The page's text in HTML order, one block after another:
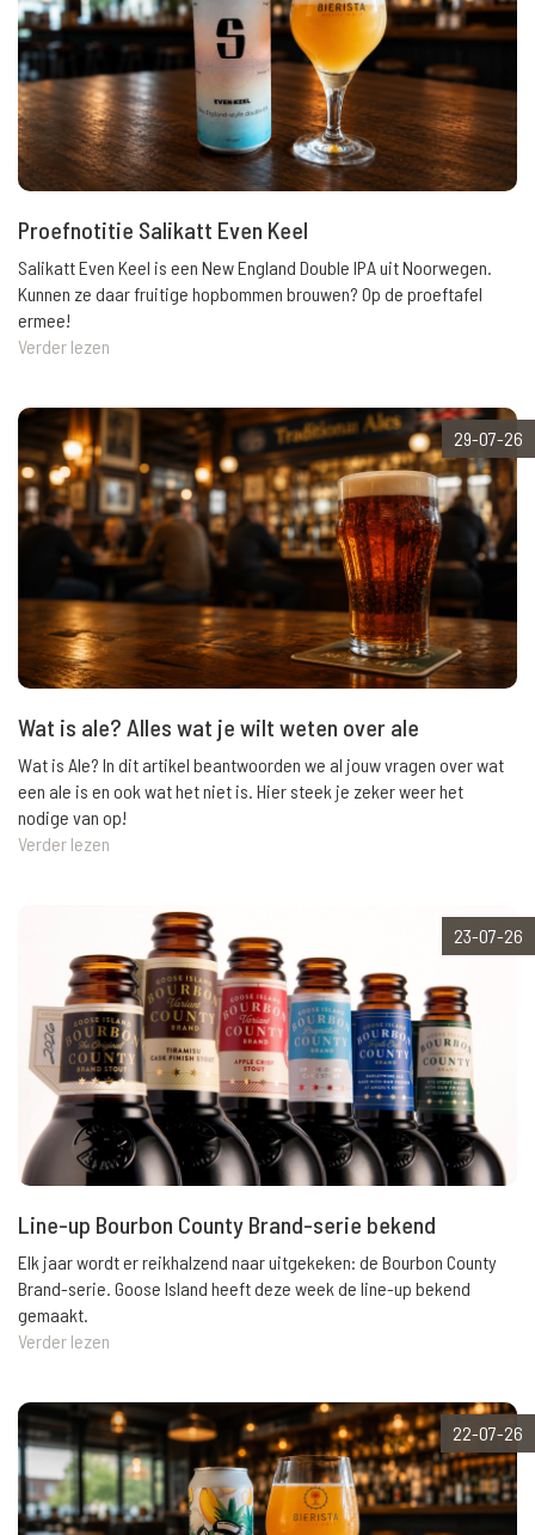
Proefnotitie Salikatt Even Keel
Salikatt Even Keel is een New England Double IPA uit Noorwegen.
Kunnen ze daar fruitige hopbommen brouwen? Op de proeftafel
ermee!
Verder lezen
29-07-26
Wat is ale? Alles wat je wilt weten over ale
Wat is Ale? In dit artikel beantwoorden we al jouw vragen over wat
een ale is en ook wat het niet is. Hier steek je zeker weer het
nodige van op!
Verder lezen
23-07-26
Line-up Bourbon County Brand-serie bekend
Elk jaar wordt er reikhalzend naar uitgekeken: de Bourbon County
Brand-serie. Goose Island heeft deze week de line-up bekend
gemaakt.
Verder lezen
22-07-26